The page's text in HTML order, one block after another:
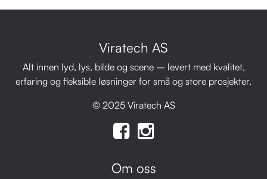
Viratech AS
Alt innen lyd, lys, bilde og scene – levert med kvalitet,
erfaring og fleksible løsninger for små og store prosjekter.
© 2025 Viratech AS
Om oss